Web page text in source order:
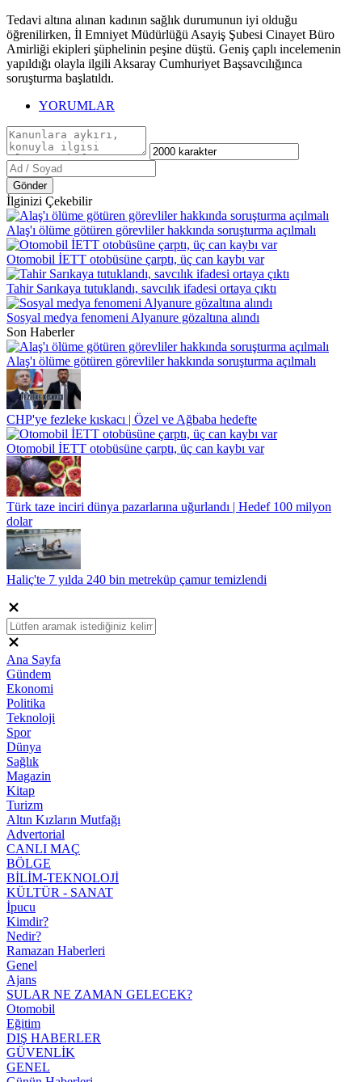
Tedavi altına alınan kadının sağlık durumunun iyi olduğu
öğrenilirken, İl Emniyet Müdürlüğü Asayiş Şubesi Cinayet Büro
Amirliği ekipleri şüphelinin peşine düştü. Geniş çaplı incelemenin
yapıldığı olayla ilgili Aksaray Cumhuriyet Başsavcılığınca
soruşturma başlatıldı.
YORUMLAR
Gönder
İlginizi Çekebilir
Alaş'ı ölüme götüren görevliler hakkında soruşturma açılmalı
Otomobil İETT otobüsüne çarptı, üç can kaybı var
Tahir Sarıkaya tutuklandı, savcılık ifadesi ortaya çıktı
Sosyal medya fenomeni Alyanure gözaltına alındı
Son Haberler
Alaş'ı ölüme götüren görevliler hakkında soruşturma açılmalı
CHP'ye fezleke kıskacı | Özel ve Ağbaba hedefte
Otomobil İETT otobüsüne çarptı, üç can kaybı var
Türk taze inciri dünya pazarlarına uğurlandı | Hedef 100 milyon
dolar
Haliç'te 7 yılda 240 bin metreküp çamur temizlendi
Ana Sayfa
Gündem
Ekonomi
Politika
Teknoloji
Spor
Dünya
Sağlık
Magazin
Kitap
Turizm
Altın Kızların Mutfağı
Advertorial
CANLI MAÇ
BÖLGE
BİLİM-TEKNOLOJİ
KÜLTÜR - SANAT
İpucu
Kimdir?
Nedir?
Ramazan Haberleri
Genel
Ajans
SULAR NE ZAMAN GELECEK?
Otomobil
Eğitim
DIŞ HABERLER
GÜVENLİK
GENEL